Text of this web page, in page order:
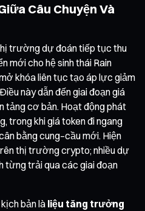
Câu Chuyện Và
trường dự đoán tiếp tục thu
mới cho hệ sinh thái Rain
khóa liên tục tạo áp lực giảm
này dẫn đến giai đoạn giá
tảng cơ bản. Hoạt động phát
trong khi giá token đi ngang
bằng cung–cầu mới. Hiện
thị trường crypto; nhiều dự
từng trải qua các giai đoạn
bản là liệu tăng trưởng